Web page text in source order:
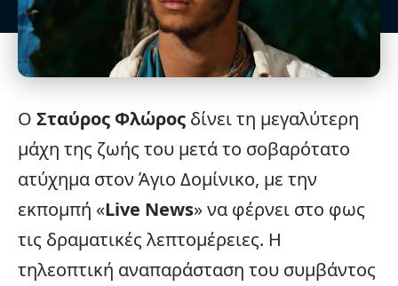
Ο Σταύρος Φλώρος δίνει τη μεγαλύτερη
μάχη της ζωής του μετά το σοβαρότατο
ατύχημα στον Άγιο Δομίνικο, με την
εκπομπή «Live News» να φέρνει στο φως
τις δραματικές λεπτομέρειες. Η
τηλεοπτική αναπαράσταση του συμβάντος